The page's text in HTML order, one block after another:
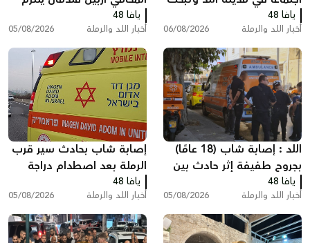
ملفات الجريمة والعنف
يافا 48
أخبار اللد والرملة 06/08/2026
الصمت في التحقيق ويقول:
"أنا مريض نفسيًا"
يافا 48
أخبار اللد والرملة 05/08/2026
اللد : إصابة شاب (18 عامًا)
بجروح طفيفة إثر حادث بين
مركبة وشاحنة سحب
يافا 48
أخبار اللد والرملة 05/08/2026
إصابة شاب بحادث سير قرب
الرملة بعد اصطدام دراجة
نارية بسيارة
يافا 48
أخبار اللد والرملة 05/08/2026